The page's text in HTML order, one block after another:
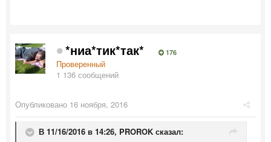
*ниа*тик*так* 176
Проверенный
1 136 сообщений
Опубликовано 16 ноября, 2016
В 11/16/2016 в 14:26, PROROK сказал: